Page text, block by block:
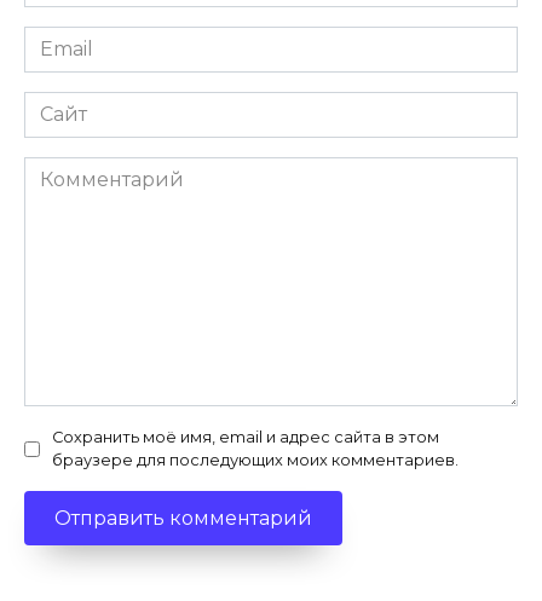
Email
*
Сайт
Комментарий
Сохранить моё имя, email и адрес сайта в этом
браузере для последующих моих комментариев.